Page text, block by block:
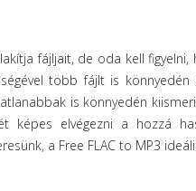
fájljait, de oda kell
több fájlt is könnyedén
is könnyedén
képes elvégezni a hozzá
a Free FLAC to MP3